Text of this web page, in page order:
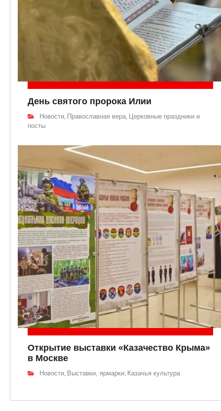
День святого пророка Илии
Новости, Православная вера, Церковные праздники и
посты
Открытие выставки «Казачество Крыма»
в Москве
Новости, Выставки, ярмарки, Казачья культура